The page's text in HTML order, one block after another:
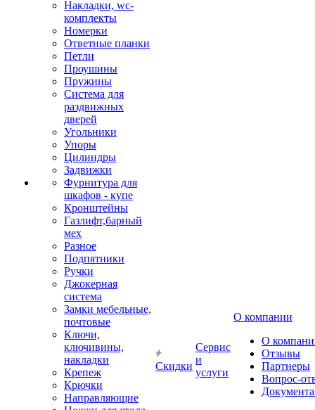
Накладки, wc-
комплекты
Номерки
Ответные планки
Петли
Проушины
Пружины
Система для
раздвижных
дверей
Угольники
Упоры
Цилиндры
Задвижки
Фурнитура для
шкафов - купе
Кронштейны
Газлифт,барный
мех
Разное
Подпятники
Ручки
Джокерная
система
Замки мебельные,
почтовые
Ключи,
ключивины,
накладки
Крепеж
Крючки
Направляющие
Скидки
Сервис
и
услуги
О компании
О
Отзывы
Партнеры
Вопрос-